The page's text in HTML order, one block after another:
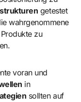
getestet
wahrgenommene
zu
voran und
in
sollten auf